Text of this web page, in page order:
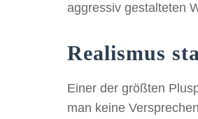
aggressiv gestalteten
Realismus
Einer der größten
man keine